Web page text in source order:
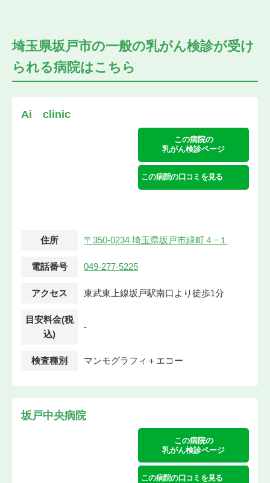
埼玉県坂戸市の一般の乳がん検診が受け
られる病院はこちら
Ai clinic
この病院の
乳がん検診ページ
この病院の口コミを見る
住所 〒350-0234 埼玉県坂戸市緑町４−１
電話番号 049-277-5225
アクセス 東武東上線坂戸駅南口より徒歩1分
目安料金(税
込)
-
検査種別 マンモグラフィ＋エコー
坂戸中央病院
この病院の
乳がん検診ページ
この病院の口コミを見る